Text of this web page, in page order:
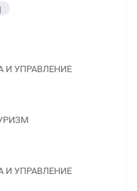
И УПРАВЛЕНИЕ
И УПРАВЛЕНИЕ